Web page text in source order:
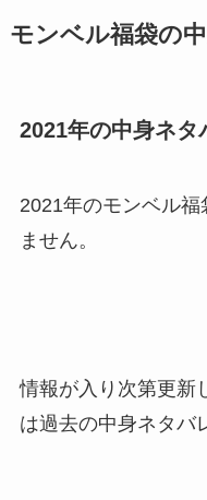
モンベル福袋の
2021年の中身ネタ
2021年のモンベル
ません。
情報が入り次第更新
は過去の中身ネタバ